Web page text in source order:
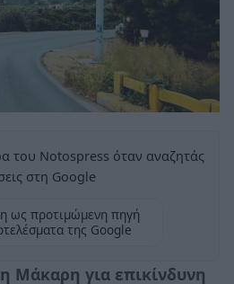
του Notospress όταν αναζητάς
στη Google
ως προτιμώμενη πηγή
της Google
Μάκαρη για επικίνδυνη